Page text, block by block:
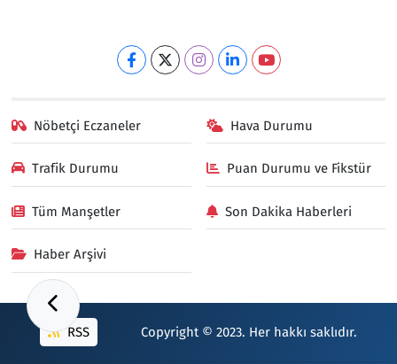
Nöbetçi Eczaneler Hava Durumu
Trafik Durumu Puan Durumu ve Fikstür
Tüm Manşetler Son Dakika Haberleri
Haber Arşivi
RSS Copyright © 2023. Her hakkı saklıdır.